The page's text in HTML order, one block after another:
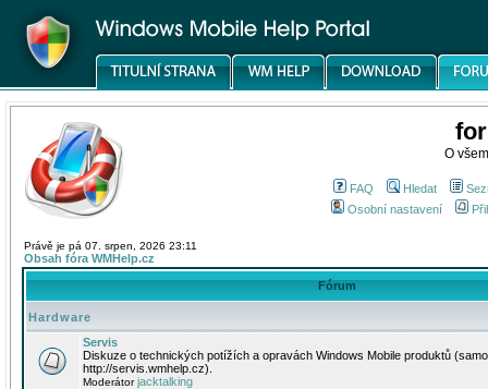
O
FAQ Hledat
Osobní nastavení
Právě je pá 07. srpen, 2026 23:11
Obsah fóra WMHelp.cz
Fórum
Hardware
Servis
Diskuze o technických potížích a opravách Windows Mobile produktů
http://servis.wmhelp.cz).
Moderátorjacktalking